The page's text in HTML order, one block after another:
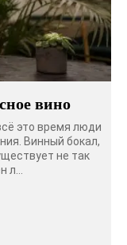
вино
это время люди
Винный бокал,
не так